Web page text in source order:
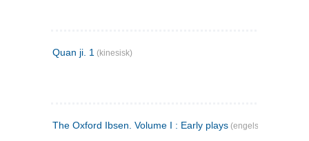
Quan ji. 1 (kinesisk)
The Oxford Ibsen. Volume I : Early plays (engelsk)